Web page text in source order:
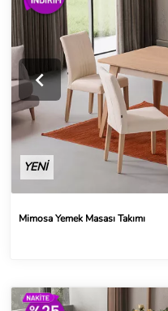
YENİ
Mimosa Yemek Masası Takımı